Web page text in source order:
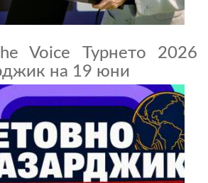
Voice Турнето 2026
на 19 юни